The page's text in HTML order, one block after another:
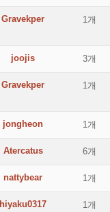
Gravekper 1개
joojis 3개
Gravekper 1개
jongheon 1개
Atercatus 6개
nattybear 1개
hiyaku0317 1개